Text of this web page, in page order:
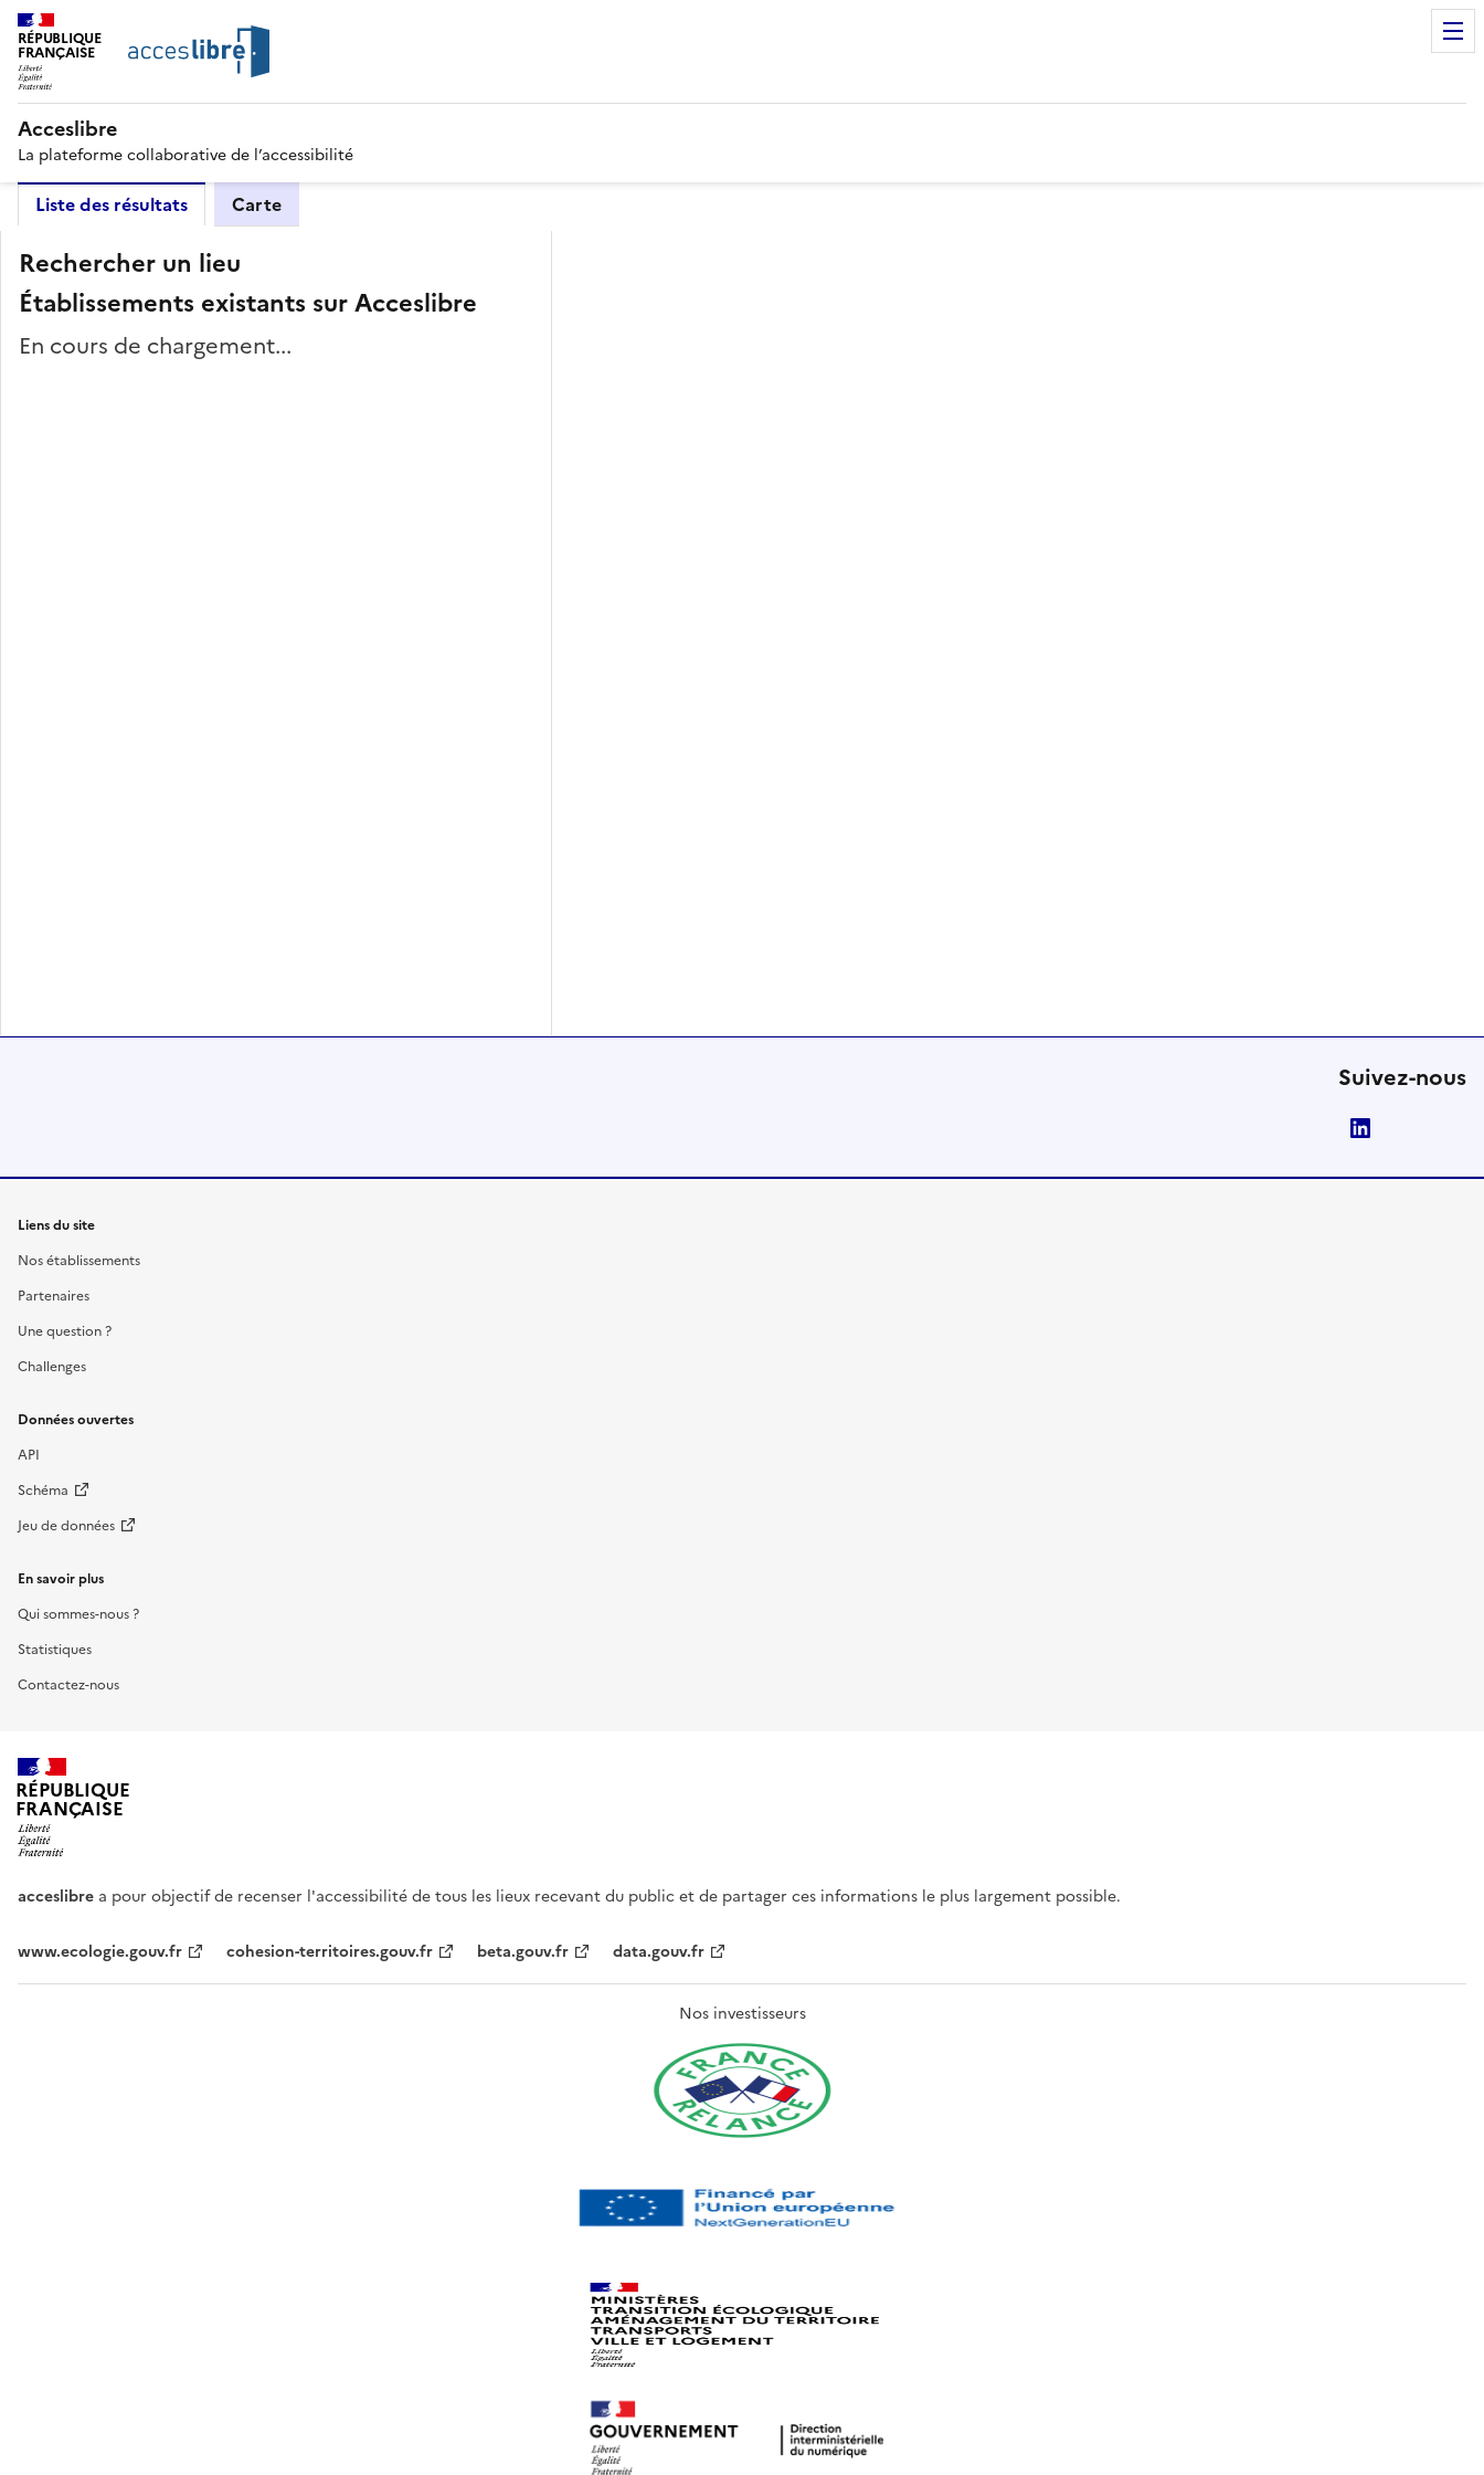
RÉPUBLIQUE
FRANÇAISE
Acceslibre
La plateforme collaborative de l’accessibilité
Liste des résultats Carte
Rechercher un lieu
Établissements existants sur Acceslibre
En cours de chargement...
Suivez-nous
Liens du site
Nos établissements
Partenaires
Une question ?
Challenges
Données ouvertes
API
Schéma
Jeu de données
En savoir plus
Qui sommes-nous ?
Statistiques
Contactez-nous
RÉPUBLIQUE
FRANÇAISE
acceslibre a pour objectif de recenser l'accessibilité de tous les lieux recevant du public et de partager ces informations le plus largement possible.
www.ecologie.gouv.fr cohesion-territoires.gouv.fr beta.gouv.fr data.gouv.fr
Nos investisseurs